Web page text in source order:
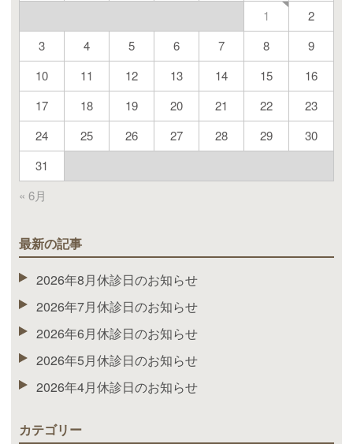
« 6月
1
2
3
4 5 6 7 8
9
10
11 12 13 14 15
16
17
18 19 20 21 22
23
24
25 26 27 28 29
30
31
最新の記事
2026年8月休診日のお知らせ
2026年7月休診日のお知らせ
2026年6月休診日のお知らせ
2026年5月休診日のお知らせ
2026年4月休診日のお知らせ
カテゴリー